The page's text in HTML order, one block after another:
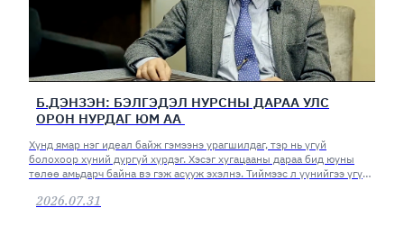
Б.ДЭНЗЭН: БЭЛГЭДЭЛ НУРСНЫ ДАРАА УЛС
ОРОН НУРДАГ ЮМ АА
Хүнд ямар нэг идеал байж гэмээнэ урагшилдаг, тэр нь үгүй
болохоор хүний дургүй хүрдэг. Хэсэг хугацааны дараа бид юуны
төлөө амьдарч байна вэ гэж асууж эхэлнэ. Тиймээс л үүнийгээ үгүй
2026.07.31